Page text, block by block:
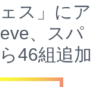
ス」にア
、スパ
46組追加